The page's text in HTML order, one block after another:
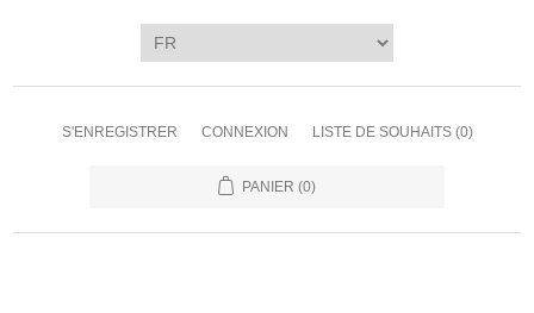
S'ENREGISTRER CONNEXION LISTE DE SOUHAITS (0)
PANIER (0)